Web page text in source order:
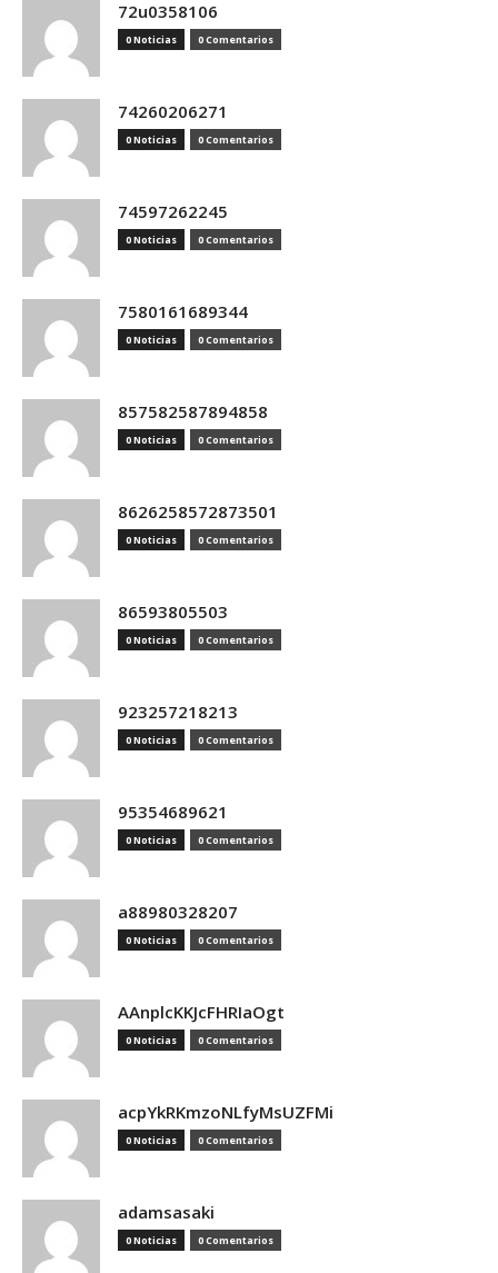
72u0358106
0 Noticias 0 Comentarios
74260206271
0 Noticias 0 Comentarios
74597262245
0 Noticias 0 Comentarios
7580161689344
0 Noticias 0 Comentarios
857582587894858
0 Noticias 0 Comentarios
8626258572873501
0 Noticias 0 Comentarios
86593805503
0 Noticias 0 Comentarios
923257218213
0 Noticias 0 Comentarios
95354689621
0 Noticias 0 Comentarios
a88980328207
0 Noticias 0 Comentarios
AAnplcKKJcFHRIaOgt
0 Noticias 0 Comentarios
acpYkRKmzoNLfyMsUZFMi
0 Noticias 0 Comentarios
adamsasaki
0 Noticias 0 Comentarios